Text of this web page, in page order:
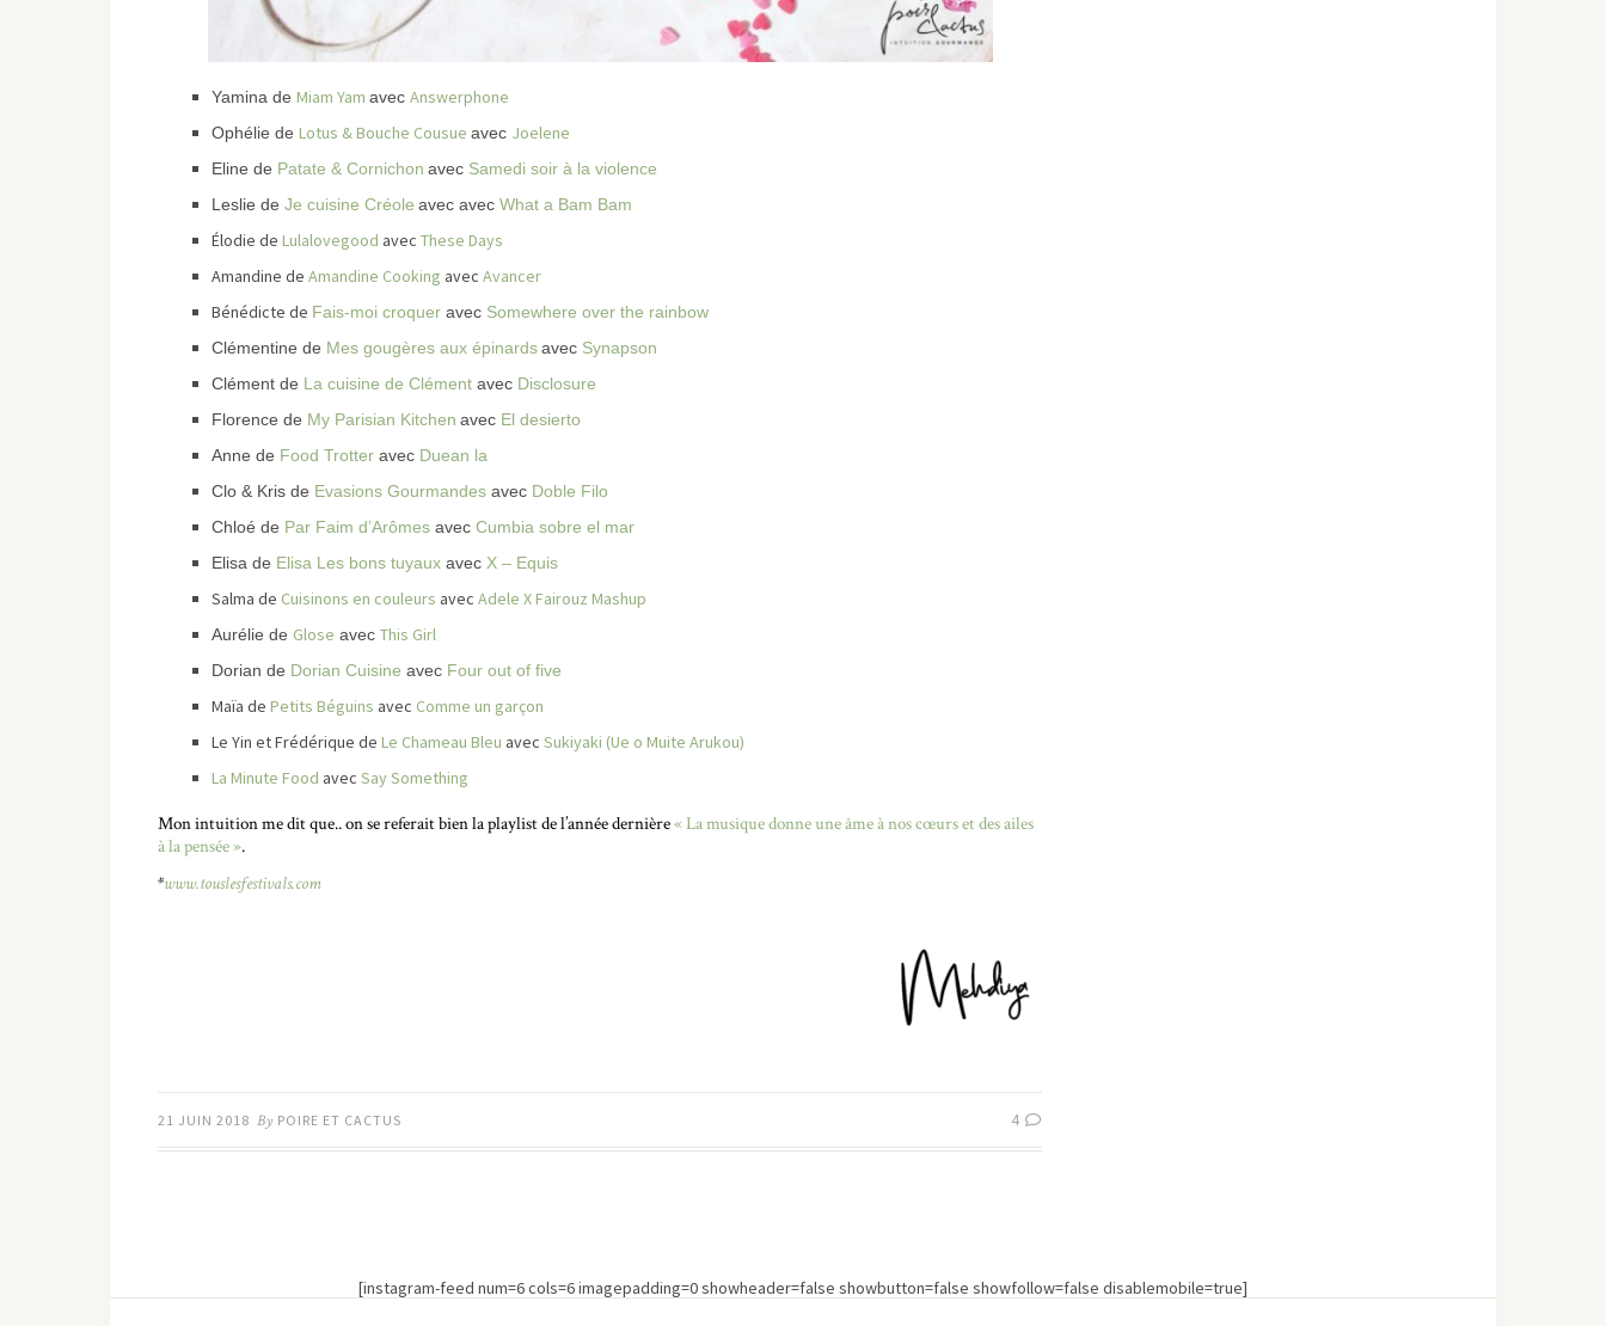
Yamina de Miam Yam avec Answerphone
Ophélie de Lotus & Bouche Cousue avec Joelene
Eline de Patate & Cornichon avec Samedi soir à la violence
Leslie de Je cuisine Créole avec avec What a Bam Bam
Élodie de Lulalovegood avec These Days
Amandine de Amandine Cooking avec Avancer
Bénédicte de Fais-moi croquer avec Somewhere over the rainbow
Clémentine de Mes gougères aux épinardsavec Synapson
Clément de La cuisine de Clément avec Disclosure
Florence de My Parisian Kitchen avec El desierto
Anne de Food Trotter avec Duean la
Clo & Kris de Evasions Gourmandes avec Doble Filo
Chloé de Par Faim d’Arômes avec Cumbia sobre el mar
Elisa de Elisa Les bons tuyaux avec X – Equis
Salma de Cuisinons en couleurs avec Adele X Fairouz Mashup
Aurélie de Glose avec This Girl
Dorian de Dorian Cuisine avec Four out of five
Maïa de Petits Béguins avec Comme un garçon
Le Yin et Frédérique de Le Chameau Bleu avec Sukiyaki (Ue o Muite Arukou)
La Minute Food avec Say Something
Mon intuition me dit que.. on se referait bien la playlist de l’année dernière« La musique donne une âme à nos cœurs et des ailes
à la pensée ».
*www.touslesfestivals.com
21 JUIN 2018 By POIRE ET CACTUS 4
[instagram-feed num=6 cols=6 imagepadding=0 showheader=false showbutton=false showfollow=false disablemobile=true]